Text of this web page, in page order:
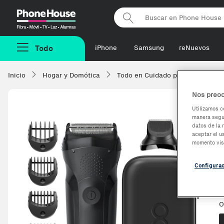
Phonehouse
Todo iPhone Samsung reNuevos
Inicio Hogar y Domótica Todo en Cuidado personal
Nos
Utilizamos
manera
datos de la
aceptar el
momento